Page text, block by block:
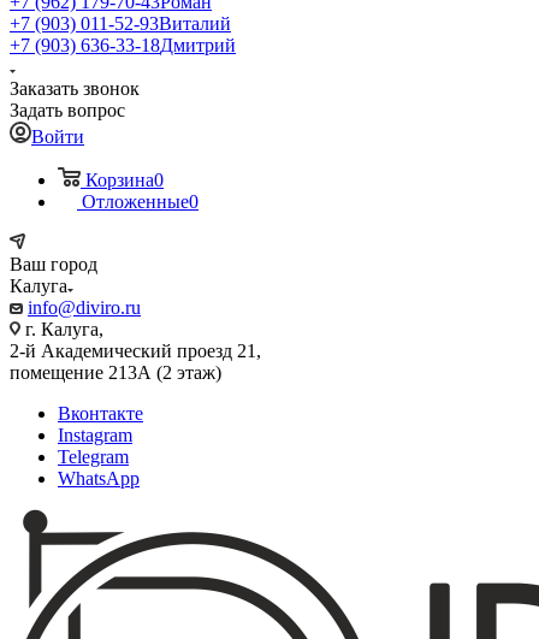
+7 (903) 011-52-93Виталий
+7 (903) 636-33-18Дмитрий
Заказать звонок
Задать вопрос
Войти
Корзина0
Отложенные0
Ваш город
Калуга
info@diviro.ru
г. Калуга,
2-й Академический проезд 21,
помещение 213А (2 этаж)
Вконтакте
Instagram
Telegram
WhatsApp